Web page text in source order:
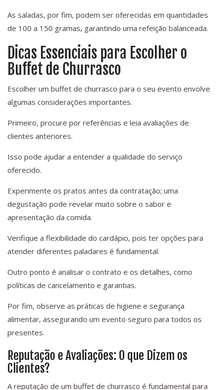
As saladas, por fim, podem ser oferecidas em quantidades
de 100 a 150 gramas, garantindo uma refeição balanceada.
Dicas Essenciais para Escolher o
Buffet de Churrasco
Escolher um buffet de churrasco para o seu evento envolve
algumas considerações importantes.
Primeiro, procure por referências e leia avaliações de
clientes anteriores.
Isso pode ajudar a entender a qualidade do serviço
oferecido.
Experimente os pratos antes da contratação; uma
degustação pode revelar muito sobre o sabor e
apresentação da comida.
Verifique a flexibilidade do cardápio, pois ter opções para
atender diferentes paladares é fundamental.
Outro ponto é analisar o contrato e os detalhes, como
políticas de cancelamento e garantias.
Por fim, observe as práticas de higiene e segurança
alimentar, assegurando um evento seguro para todos os
presentes.
Reputação e Avaliações: O que Dizem os
Clientes?
A reputação de um buffet de churrasco é fundamental para